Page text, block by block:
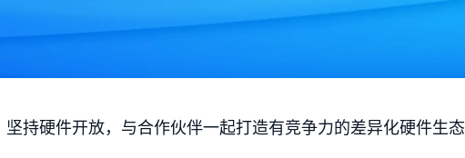
持硬件开放，与合作伙伴一起打造有竞争力的差异化硬件生